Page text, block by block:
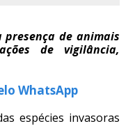
de animais
de vigilância,
WhatsApp
espécies invasoras